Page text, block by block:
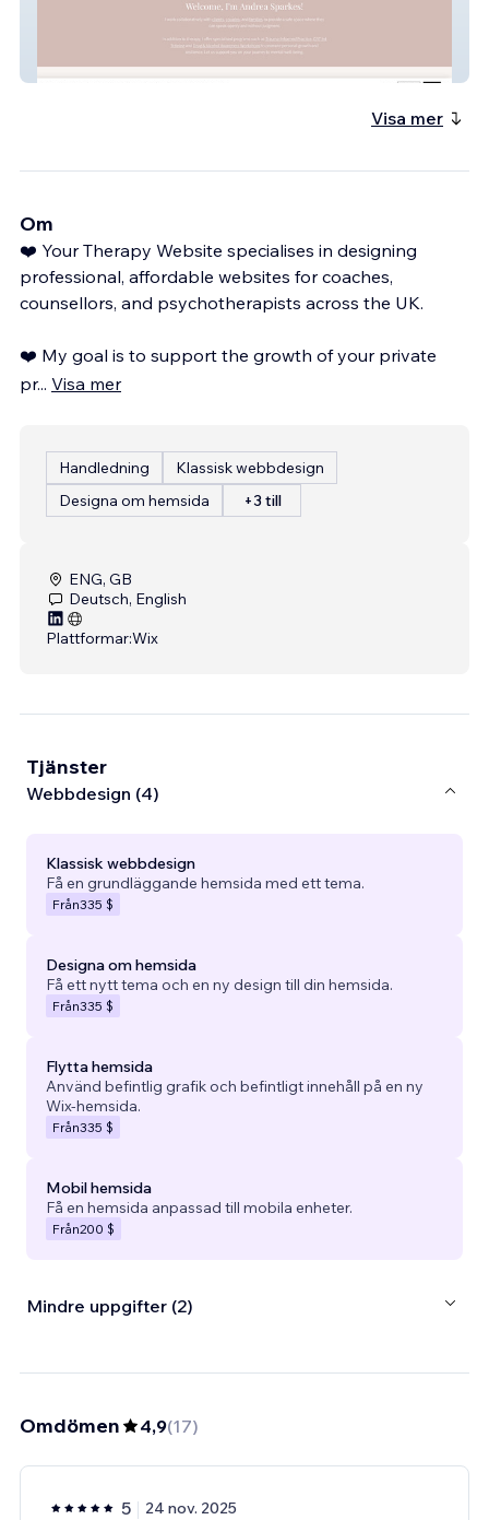
Andrea Sparkes Counselling &
Psychotherapy
Visa mer
Om
❤️ Your Therapy Website specialises in designing
professional, affordable websites for coaches,
counsellors, and psychotherapists across the UK.
❤️ My goal is to support the growth of your private
pr... Visa mer
Handledning
Klassisk webbdesign
Designa om hemsida
+3 till
ENG, GB
Deutsch, English
Plattformar:Wix
Tjänster
Webbdesign (4)
Klassisk webbdesign
Få en grundläggande hemsida med ett tema.
Från335 $
Designa om hemsida
Få ett nytt tema och en ny design till din hemsida.
Från335 $
Flytta hemsida
Använd befintlig grafik och befintligt innehåll på en ny
Wix-hemsida.
Från335 $
Mobil hemsida
Få en hemsida anpassad till mobila enheter.
Från200 $
Mindre uppgifter (2)
Omdömen 4,9(17)
5 24 nov. 2025